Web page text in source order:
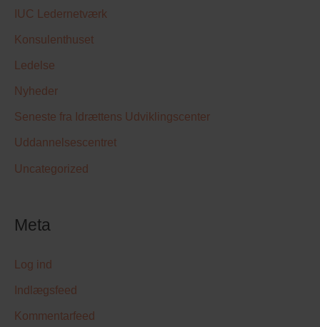
IUC Ledernetværk
Konsulenthuset
Ledelse
Nyheder
Seneste fra Idrættens Udviklingscenter
Uddannelsescentret
Uncategorized
Meta
Log ind
Indlægsfeed
Kommentarfeed